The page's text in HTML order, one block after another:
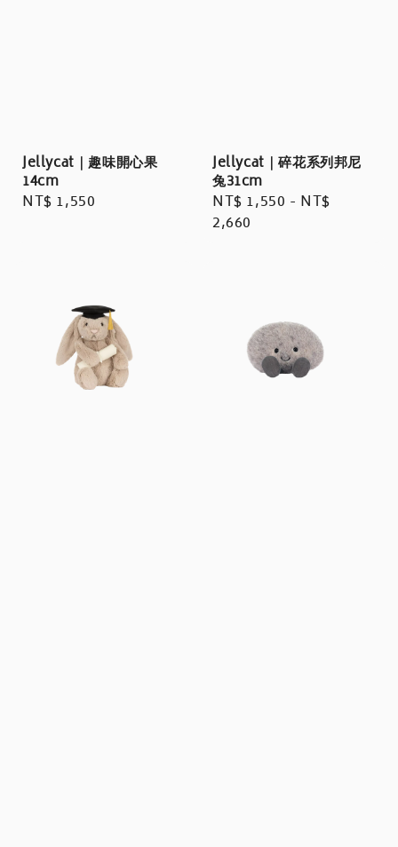
Jellycat｜趣味開心果
14cm
Regular
NT$ 1,550
Jellycat｜碎花系列邦尼
兔31cm
Regular
price
NT$ 1,550 - NT$
2,660